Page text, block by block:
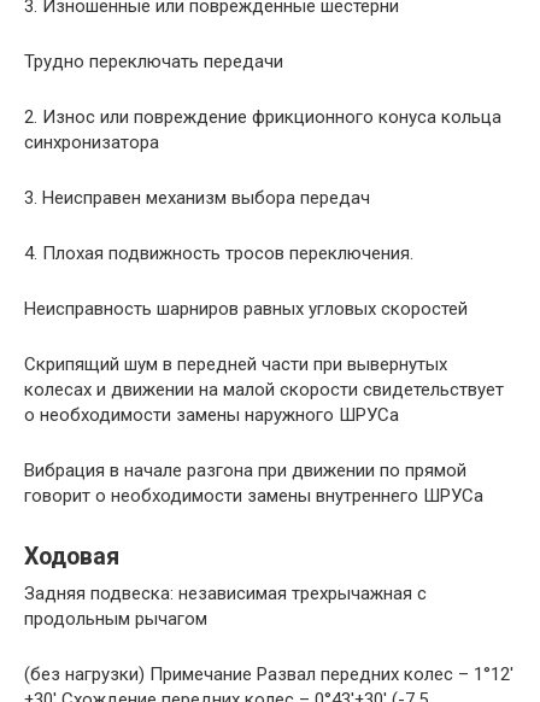
3. Изношенные или поврежденные шестерни
Трудно переключать передачи
2. Износ или повреждение фрикционного конуса кольца
синхронизатора
3. Неисправен механизм выбора передач
4. Плохая подвижность тросов переключения.
Неисправность шарниров равных угловых скоростей
Скрипящий шум в передней части при вывернутых
колесах и движении на малой скорости свидетельствует
о необходимости замены наружного ШРУСа
Вибрация в начале разгона при движении по прямой
говорит о необходимости замены внутреннего ШРУСа
Ходовая
Задняя подвеска: независимая трехрычажная с
продольным рычагом
(без нагрузки) Примечание Развал передних колес – 1°12′